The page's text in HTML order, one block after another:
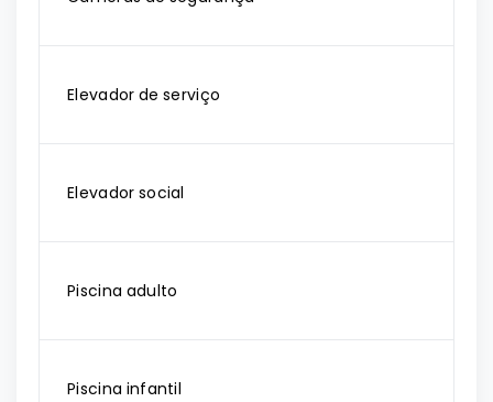
Elevador de serviço
Elevador social
Piscina adulto
Piscina infantil